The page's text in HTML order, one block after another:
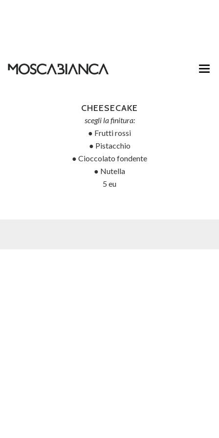
CHEESECAKE
scegli la finitura:
● Frutti rossi
● Pistacchio
● Cioccolato fondente
● Nutella
5 eu